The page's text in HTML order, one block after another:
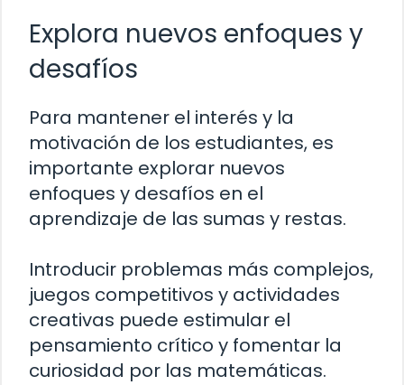
Explora nuevos enfoques y
desafíos
Para mantener el interés y la
motivación de los estudiantes, es
importante explorar nuevos
enfoques y desafíos en el
aprendizaje de las sumas y restas.
Introducir problemas más complejos,
juegos competitivos y actividades
creativas puede estimular el
pensamiento crítico y fomentar la
curiosidad por las matemáticas.